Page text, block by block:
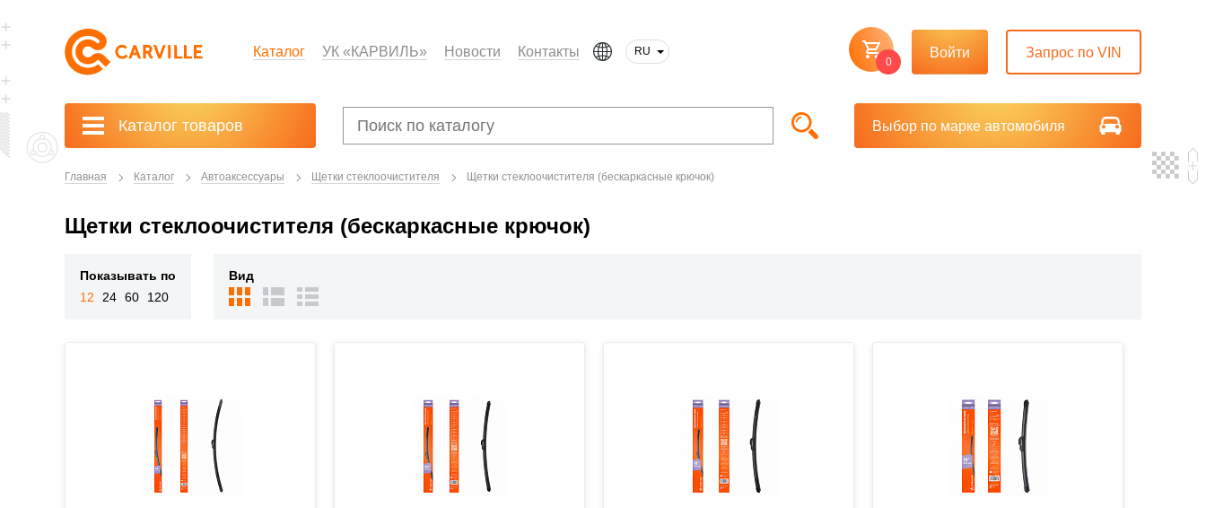
Каталог УК «КАРВИЛЬ» Новости Контакты
RU
0
Войти Запрос по VIN
Каталог товаров Выбор по марке автомобиля
Главная Каталог Автоаксессуары Щетки стеклоочистителя Щетки стеклоочистителя (бескаркасные крючок)
Щетки стеклоочистителя (бескаркасные крючок)
Показывать по
12
24 60 120
Вид